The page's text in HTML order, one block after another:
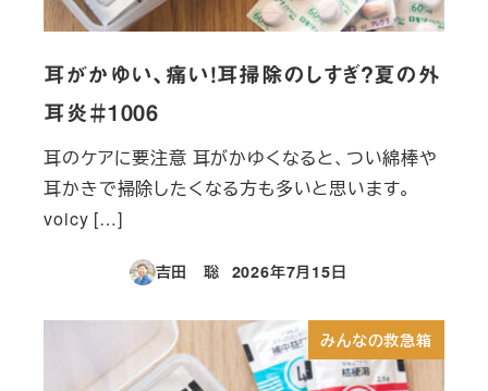
耳がかゆい、痛い！耳掃除のしすぎ？夏の外
耳炎＃1006
耳のケアに要注意 耳がかゆくなると、つい綿棒や
耳かきで掃除したくなる方も多いと思います。
voicy […]
吉田 聡
投稿日
2026年7月15日
みんなの救急箱